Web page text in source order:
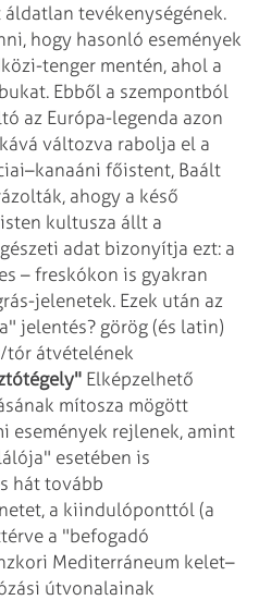
áldatlan tevékenységének.
hogy hasonló események
tenger mentén, ahol a
Ebből a szempontból
az Európa-legenda azon
változva rabolja el a
főistent, Baált
ahogy a késő
kultusza állt a
adat bizonyítja ezt: a
– freskókon is gyakran
jelenetek. Ezek után az
jelentés? görög (és latin)
tór átvételének
Elképzelhető
mítosza mögött
események rejlenek, amint
esetében is
hát tovább
a kiindulóponttól (a
a "befogadó
Mediterráneum kelet–
útvonalainak